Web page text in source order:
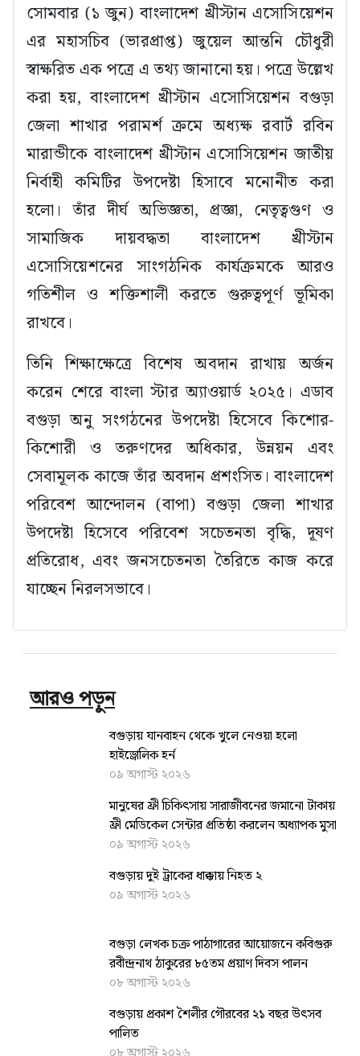
সোমবার (১ জুন) বাংলাদেশ খ্রীস্টান এসোসিয়েশন
এর মহাসচিব (ভারপ্রাপ্ত) জুয়েল আন্তনি চৌধুরী
স্বাক্ষরিত এক পত্রে এ তথ্য জানানো হয়। পত্রে উল্লেখ
করা হয়, বাংলাদেশ খ্রীস্টান এসোসিয়েশন বগুড়া
জেলা শাখার পরামর্শ ক্রমে অধ্যক্ষ রবার্ট রবিন
মারান্ডীকে বাংলাদেশ খ্রীস্টান এসোসিয়েশন জাতীয়
নির্বাহী কমিটির উপদেষ্টা হিসাবে মনোনীত করা
হলো। তাঁর দীর্ঘ অভিজ্ঞতা, প্রজ্ঞা, নেতৃত্বগুণ ও
সামাজিক দায়বদ্ধতা বাংলাদেশ খ্রীস্টান
এসোসিয়েশনের সাংগঠনিক কার্যক্রমকে আরও
গতিশীল ও শক্তিশালী করতে গুরুত্বপূর্ণ ভূমিকা
রাখবে।
তিনি শিক্ষাক্ষেত্রে বিশেষ অবদান রাখায় অর্জন
করেন শেরে বাংলা স্টার অ্যাওয়ার্ড ২০২৫। এডাব
বগুড়া অনু সংগঠনের উপদেষ্টা হিসেবে কিশোর-
কিশোরী ও তরুণদের অধিকার, উন্নয়ন এবং
সেবামূলক কাজে তাঁর অবদান প্রশংসিত। বাংলাদেশ
পরিবেশ আন্দোলন (বাপা) বগুড়া জেলা শাখার
উপদেষ্টা হিসেবে পরিবেশ সচেতনতা বৃদ্ধি, দূষণ
প্রতিরোধ, এবং জনসচেতনতা তৈরিতে কাজ করে
যাচ্ছেন নিরলসভাবে।
আরও পড়ুন
বগুড়ায় যানবাহন থেকে খুলে নেওয়া হলো
হাইড্রোলিক হর্ন
০৯ অগাস্ট ২০২৬
মানুষের ফ্রী চিকিৎসায় সারাজীবনের জমানো টাকায়
ফ্রী মেডিকেল সেন্টার প্রতিষ্ঠা করলেন অধ্যাপক মুসা
০৯ অগাস্ট ২০২৬
বগুড়ায় দুই ট্রাকের ধাক্কায় নিহত ২
০৯ অগাস্ট ২০২৬
বগুড়া লেখক চক্র পাঠাগারের আয়োজনে কবিগুরু
রবীন্দ্রনাথ ঠাকুরের ৮৫তম প্রয়াণ দিবস পালন
০৮ অগাস্ট ২০২৬
বগুড়ায় প্রকাশ শৈলীর গৌরবের ২১ বছর উৎসব
পা‌লিত